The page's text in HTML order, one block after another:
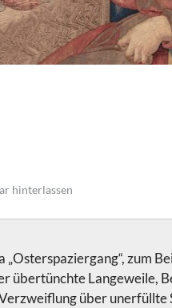
hinterlassen
zum
übertünchte Langeweile,
über unerfüllte